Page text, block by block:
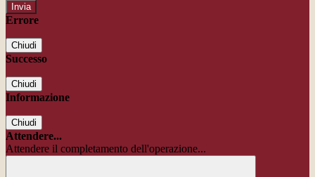
Errore
Chiudi
Successo
Chiudi
Informazione
Chiudi
Attendere...
Attendere il completamento dell'operazione...